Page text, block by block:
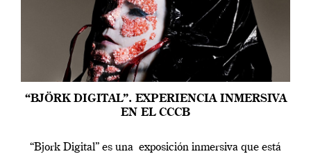
“BJÖRK DIGITAL”. EXPERIENCIA INMERSIVA
EN EL CCCB
“Bjork Digital” es una exposición inmersiva que está